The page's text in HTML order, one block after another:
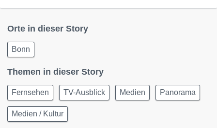
Orte in dieser Story
Bonn
Themen in dieser Story
Fernsehen TV-Ausblick Medien Panorama
Medien / Kultur